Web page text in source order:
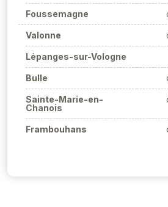
Foussemagne
Valonne
Lépanges-sur-Vologne
Bulle
Sainte-Marie-en-
Chanois
Frambouhans